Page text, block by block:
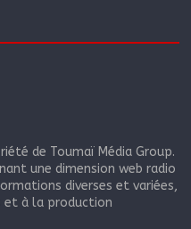
de Toumaï Média Group.
une dimension web radio
diverses et variées,
et à la production